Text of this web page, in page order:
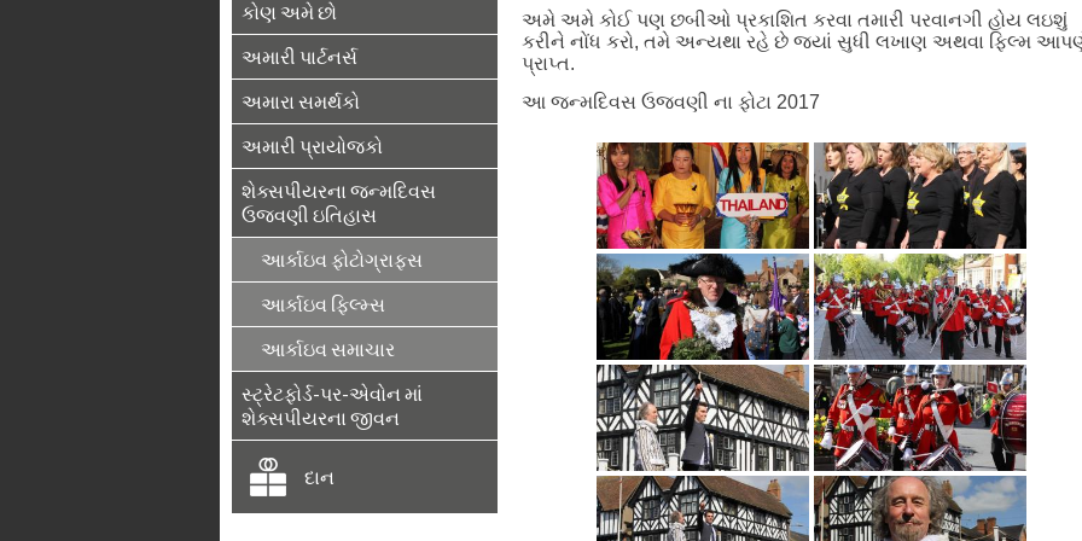
કોણ અમે છો
અમારી પાર્ટનર્સ
અમારા સમર્થકો
અમારી પ્રાયોજકો
શેક્સપીયરના જન્મદિવસ
ઉજવણી ઇતિહાસ
આર્કાઇવ ફોટોગ્રાફ્સ
આર્કાઇવ ફિલ્મ્સ
આર્કાઇવ સમાચાર
સ્ટ્રેટફોર્ડ-પર-એવોન માં
શેક્સપીયરના જીવન
દાન
અમે અમે કોઈ પણ છબીઓ પ્રકાશિત કરવા તમારી પરવાનગી હોય લઇશું
કરીને નોંધ કરો, તમે અન્યથા રહે છે જ્યાં સુધી લખાણ અથવા ફિલ્મ
પ્રાપ્ત.
આ જન્મદિવસ ઉજવણી ના ફોટા 2017